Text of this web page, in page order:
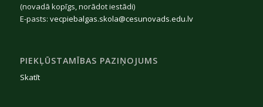
(novadā kopīgs, norādot iestādi)
E-pasts: vecpiebalgas.skola@cesunovads.edu.lv
PIEKĻŪSTAMĪBAS PAZIŅOJUMS
Skatīt